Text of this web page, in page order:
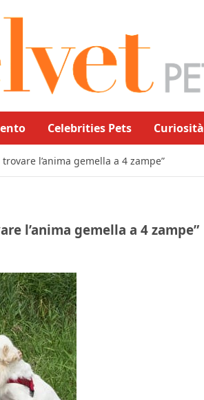
Celebrities Pets Curiosità
l’anima gemella a 4 zampe”
l’anima gemella a 4 zampe”